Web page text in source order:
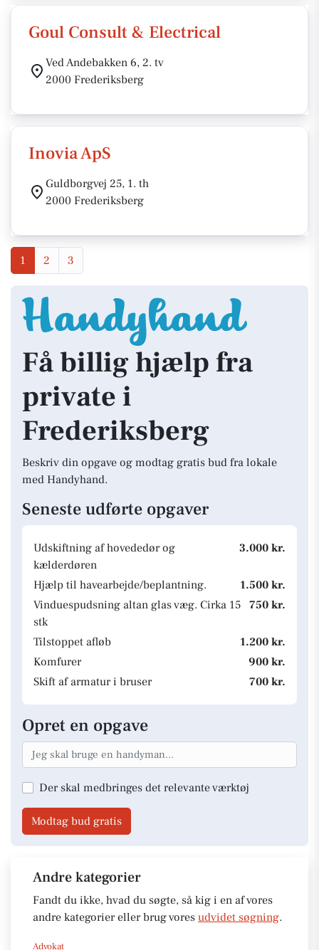
Goul Consult & Electrical
Ved Andebakken 6, 2. tv
2000 Frederiksberg
Inovia ApS
Guldborgvej 25, 1. th
2000 Frederiksberg
1 2 3
Få billig hjælp fra
private i
Frederiksberg
Beskriv din opgave og modtag gratis bud fra lokale
med Handyhand.
Seneste udførte opgaver
Udskiftning af hovededør og
kælderdøren
3.000 kr.
Hjælp til havearbejde/beplantning.
1.500 kr.
Vinduespudsning altan glas væg. Cirka 15
stk
750 kr.
Tilstoppet afløb
1.200 kr.
Komfurer
900 kr.
Skift af armatur i bruser
700 kr.
Opret en opgave
Der skal medbringes det relevante værktøj
Modtag bud gratis
Andre kategorier
Fandt du ikke, hvad du søgte, så kig i en af vores
andre kategorier eller brug vores udvidet søgning.
Advokat